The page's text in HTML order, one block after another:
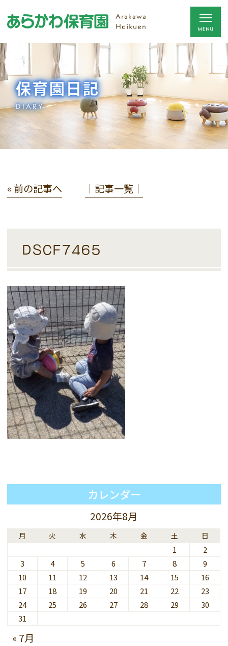
保育園日記
DIARY
« 前の記事へ │記事一覧│
DSCF7465
カレンダー
2026年8月
月 火 水 木 金 土 日
1
2
3
4 5 6 7 8
9
10
11 12 13 14 15
16
17
18 19 20 21 22
23
24
25 26 27 28 29
30
31
« 7月